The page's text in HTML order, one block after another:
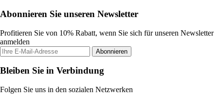
Abonnieren Sie unseren Newsletter
Profitieren Sie von 10% Rabatt, wenn Sie sich für unseren Newsletter
anmelden
Abonnieren
Bleiben Sie in Verbindung
Folgen Sie uns in den sozialen Netzwerken